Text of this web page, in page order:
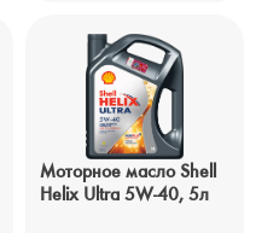
Моторное масло Shell
Helix Ultra 5W-40, 5л